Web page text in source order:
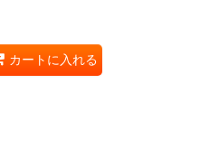
カートに入れる